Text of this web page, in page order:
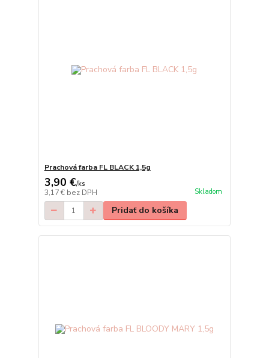
Prachová farba FL BLACK 1,5g
3,90 €/ks
3,17 € bez DPH Skladom
Pridať do košíka